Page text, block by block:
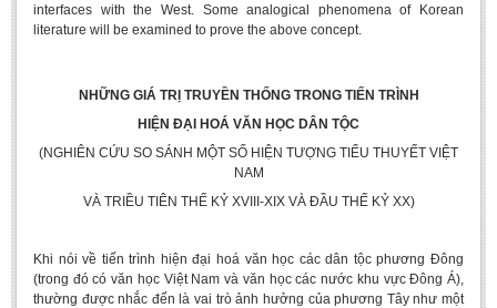
Studies on Vietnamese and Korean Literature and Films
Studies on Sinology & Nom
Vietnamese and Japanese Literature Viewed from an East Asian
To Build a Standard Orthography in Schools and the Media
ALUMNI
interfaces with the West. Some analogical phenomena of Korean
literature will be examined to prove the above concept.
NHỮNG GIÁ TRỊ TRUYỀN THỐNG TRONG TIẾN TRÌNH
HIỆN ĐẠI HOÁ VĂN HỌC DÂN TỘC
(NGHIÊN CỨU SO SÁNH MỘT SỐ HIỆN TƯỢNG TIỂU THUYẾT VIỆT
NAM
VÀ TRIỀU TIÊN THẾ KỶ XVIII-XIX VÀ ĐẦU THẾ KỶ XX)
Khi nói về tiến trình hiện đại hoá văn học các dân tộc phương Đông
(trong đó có văn học Việt Nam và văn học các nước khu vực Đông Á),
thường được nhắc đến là vai trò ảnh hưởng của phương Tây như một